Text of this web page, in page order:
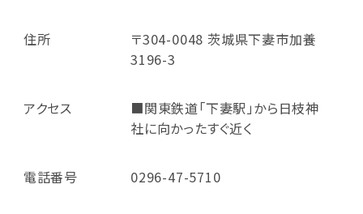
住所
〒304-0048 茨城県下妻市加養
3196-3
アクセス
■関東鉄道「下妻駅」から日枝神
社に向かったすぐ近く
電話番号 0296-47-5710